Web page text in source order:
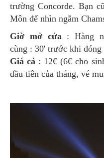
trường Concorde. Bạn
Môn để nhìn ngắm
Giờ mở cửa : Hàng
cùng : 30' trước khi đóng
Giá cả : 12€ (6€ cho
đầu tiên của tháng, vé